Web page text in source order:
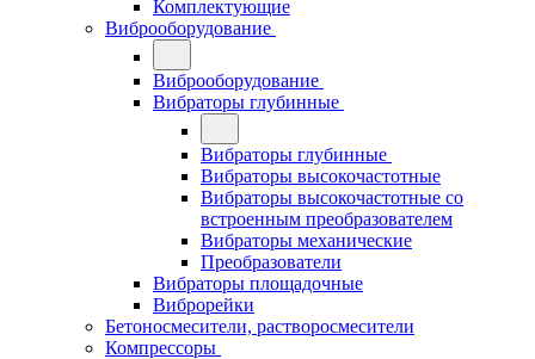
Комплектующие
Виброоборудование
Виброоборудование
Вибраторы глубинные
Вибраторы глубинные
Вибраторы высокочастотные
Вибраторы высокочастотные со
встроенным преобразователем
Вибраторы механические
Преобразователи
Вибраторы площадочные
Виброрейки
Бетоносмесители, растворосмесители
Компрессоры